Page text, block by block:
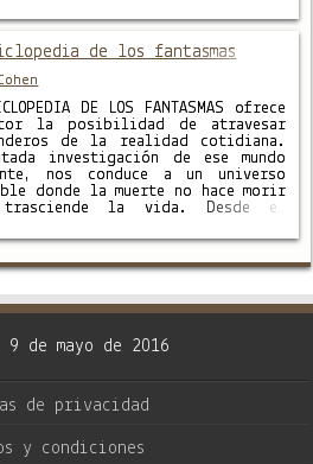
en relatos orales …
de los fantasmas
DE LOS FANTASMAS ofrece
la posibilidad de atravesar
de la realidad cotidiana.
investigación de ese mundo
nos conduce a un universo
donde la muerte no hace morir
la vida. Desde el
que aparece con Antenodoro …
9 de mayo de 2016
de privacidad
y condiciones